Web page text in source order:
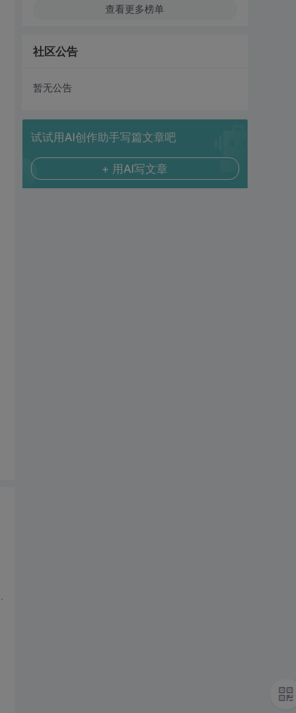
查看更多榜单
社区公告
暂无公告
试试用AI创作助手写篇文章吧
+ 用AI写文章